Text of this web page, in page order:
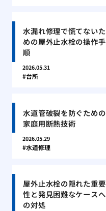
水漏れ修理で慌てないた
めの屋外止水栓の操作手
順
2026.05.31
台所
水道管破裂を防ぐための
家庭用断熱技術
2026.05.29
水道修理
屋外止水栓の隠れた重要
性と発見困難なケースへ
の対処